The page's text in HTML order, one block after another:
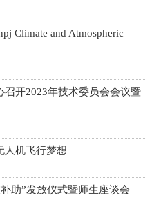
Climate and Atmospheric
开2023年技术委员会会议暨
人机飞行梦想
助”发放仪式暨师生座谈会